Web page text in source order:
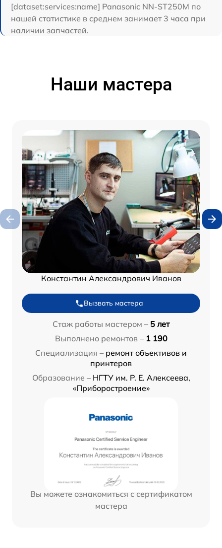
[dataset:services:name] Panasonic NN-ST250M по
нашей статистике в среднем занимает 3 часа при
наличии запчастей.
Наши мастера
Константин Александрович Иванов
Вызвать мастера
Стаж работы мастером – 5 лет
Выполнено ремонтов – 1 190
Специализация – ремонт объективов и
принтеров
Образование – НГТУ им. Р. Е. Алексеева,
«Приборостроение»
Вы можете ознакомиться с сертификатом
мастера